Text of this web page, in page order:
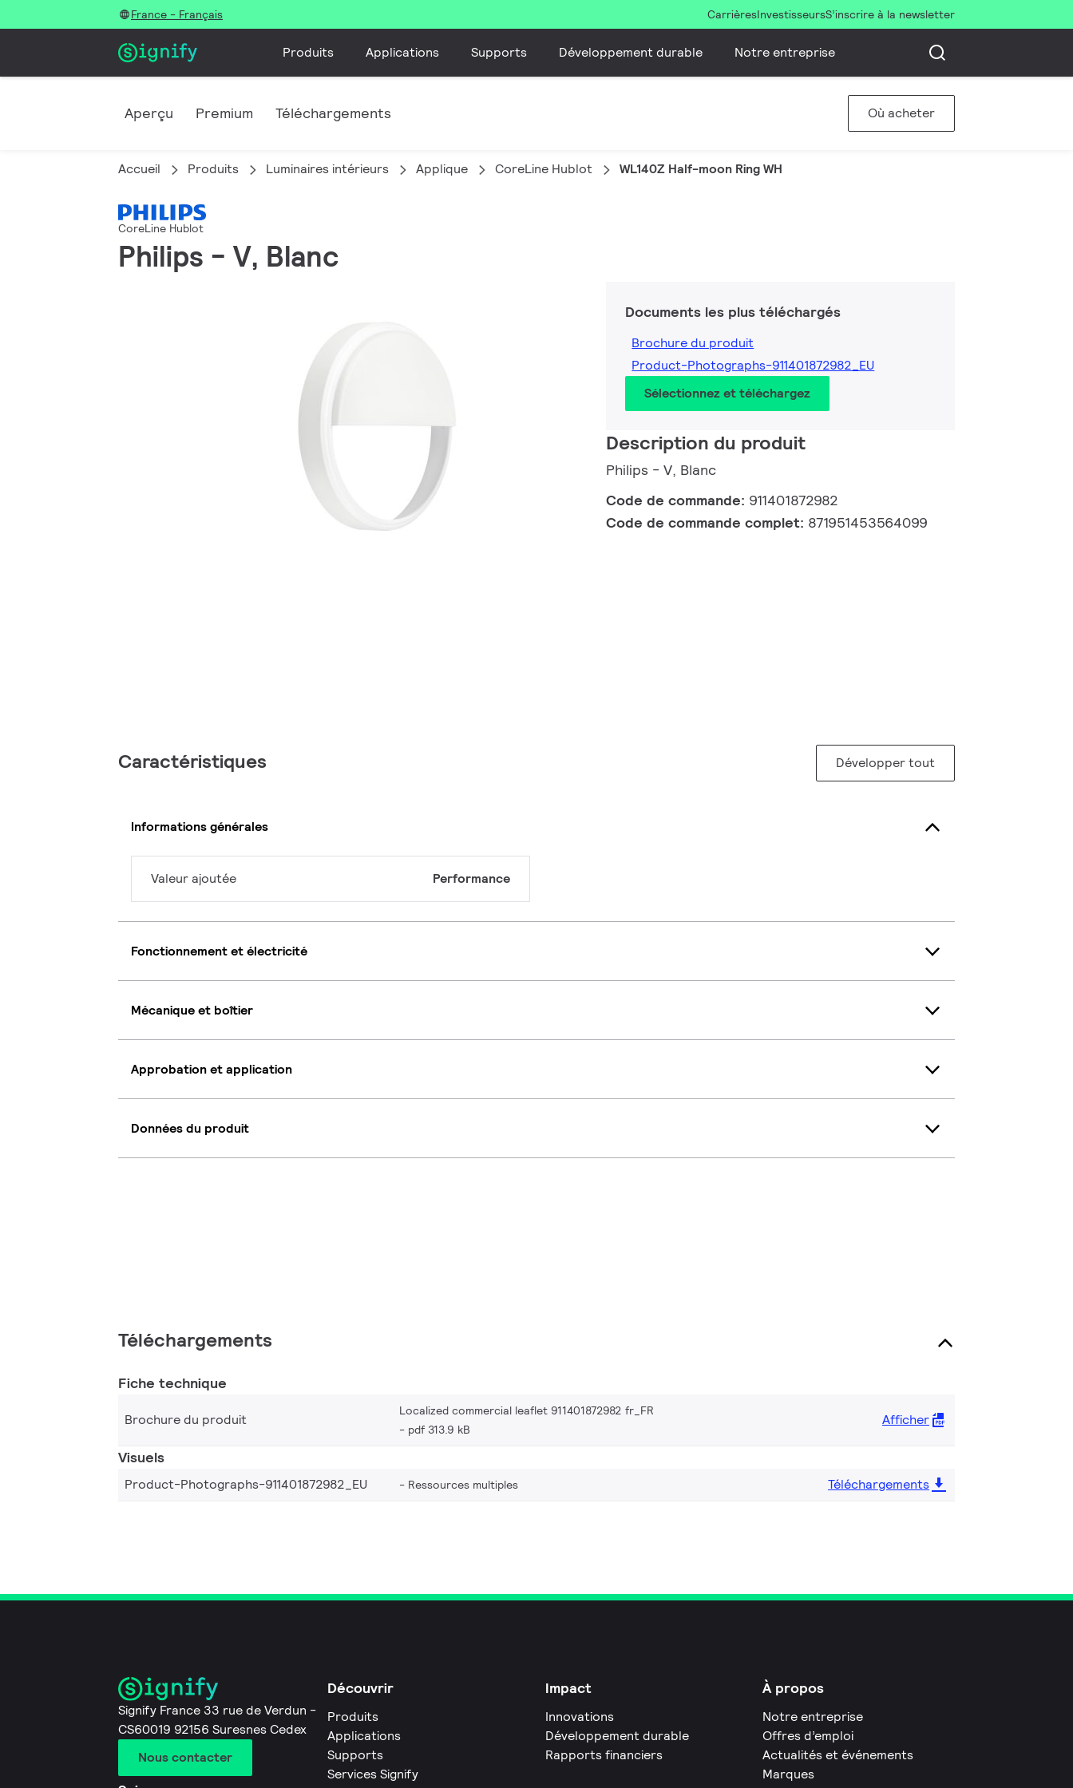
France - Français CarrièresInvestisseursS’inscrire à la newsletter
Produits Applications Supports Développement durable Notre entreprise
Aperçu Premium Téléchargements Où acheter
Accueil Produits Luminaires intérieurs Applique CoreLine Hublot WL140Z Half-moon Ring WH
CoreLine Hublot
Philips - V, Blanc
Documents les plus téléchargés
Brochure du produit
Product-Photographs-911401872982_EU
Sélectionnez et téléchargez
Description du produit
Philips - V, Blanc
Code de commande: 911401872982
Code de commande complet: 871951453564099
Caractéristiques Développer tout
Informations générales
Valeur ajoutée Performance
Fonctionnement et électricité
Mécanique et boîtier
Approbation et application
Données du produit
Téléchargements
Fiche technique
Brochure du produit
Localized commercial leaflet 911401872982 fr_FR
pdf 313.9 kB
Afficher
Visuels
Product-Photographs-911401872982_EU Ressources multiples Téléchargements
Signify France 33 rue de Verdun -
CS60019 92156 Suresnes Cedex
Nous contacter
Découvrir
Produits
Applications
Supports
Services Signify
Impact
Innovations
Développement durable
Rapports financiers
À propos
Notre entreprise
Offres d’emploi
Actualités et événements
Marques